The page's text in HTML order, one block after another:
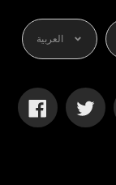
اللغة
العربية
Facebook